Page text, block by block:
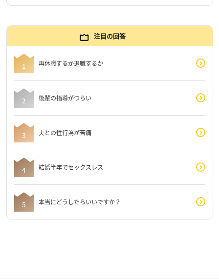
注目の回答
再休職するか退職するか
後輩の指導がつらい
夫との性行為が苦痛
結婚半年でセックスレス
本当にどうしたらいいですか？